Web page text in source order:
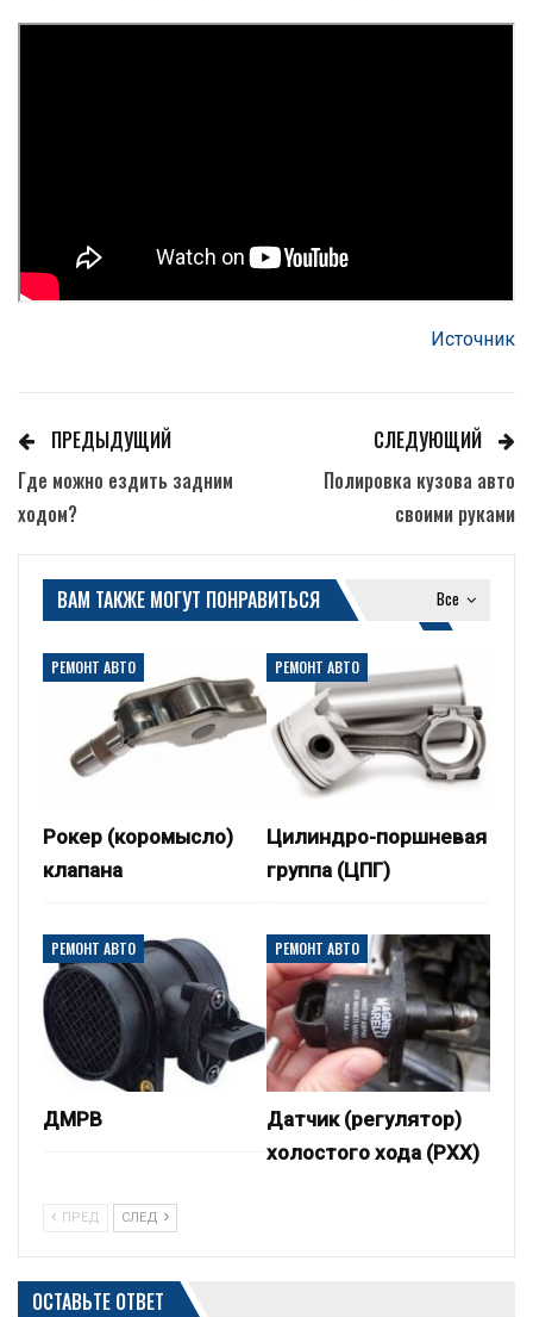
Источник
ПРЕДЫДУЩИЙ
Где можно ездить задним
ходом?
СЛЕДУЮЩИЙ
Полировка кузова авто
своими руками
Все
ВАМ ТАКЖЕ МОГУТ ПОНРАВИТЬСЯ
РЕМОНТ АВТО
Рокер (коромысло)
клапана
РЕМОНТ АВТО
Цилиндро-поршневая
группа (ЦПГ)
РЕМОНТ АВТО
ДМРВ
РЕМОНТ АВТО
Датчик (регулятор)
холостого хода (РХХ)
ПРЕД СЛЕД
ОСТАВЬТЕ ОТВЕТ